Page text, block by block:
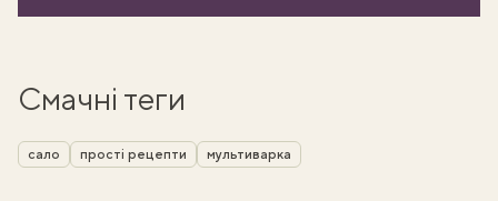
Смачні теги
сало прості рецепти мультиварка